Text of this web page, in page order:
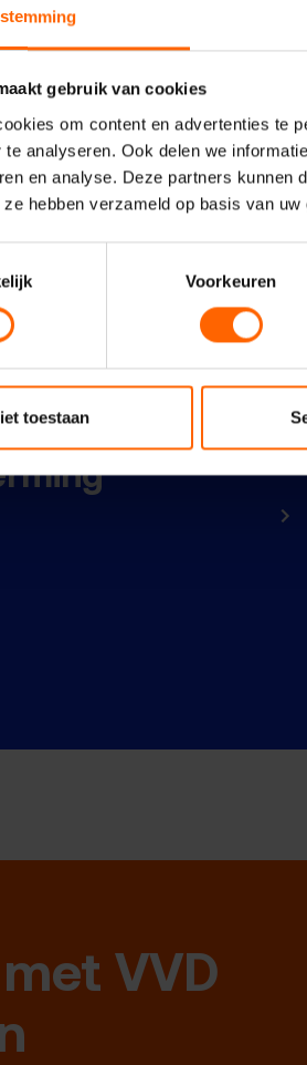
gebruik van cookies
om content en advertenties te
te analyseren. Ook delen we
en analyse. Deze partners kunnen
hebben verzameld op basis van
Voorkeuren
toestaan verdient
VVD